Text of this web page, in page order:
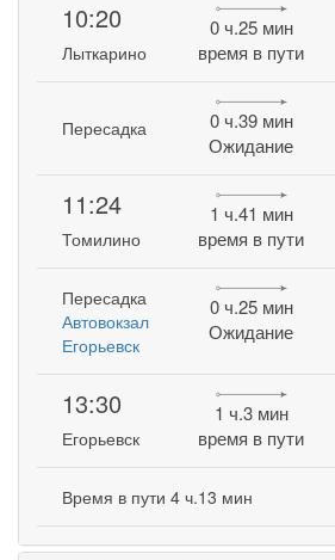
10:20
Лыткарино
0 ч.25 мин
время в пути
Пересадка
0 ч.39 мин
Ожидание
11:24
Томилино
1 ч.41 мин
время в пути
Пересадка
Автовокзал
Егорьевск
0 ч.25 мин
Ожидание
13:30
Егорьевск
1 ч.3 мин
время в пути
Время в пути 4 ч.13 мин